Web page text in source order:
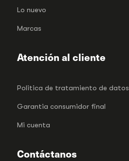
Lo nuevo
Marcas
Atención al cliente
Politica de tratamiento de datos
Garantia consumidor final
Mi cuenta
Contáctanos